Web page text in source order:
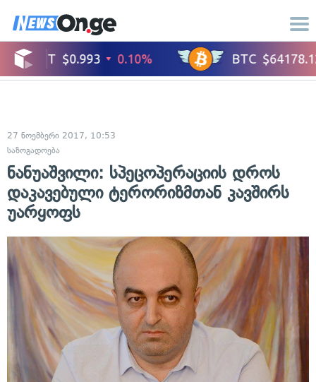
27 ნოემბერი 2017, 10:53
საზოგადოება
ნანუაშვილი: სპეცოპერაციის დროს
დაკავებული ტერორიზმთან კავშირს
უარყოფს